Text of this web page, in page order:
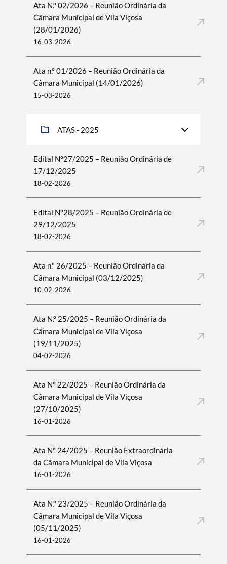
Ata N.º 02/2026 – Reunião Ordinária da
Câmara Municipal de Vila Viçosa
(28/01/2026)
16-03-2026
Ata n.º 01/2026 – Reunião Ordinária da
Câmara Municipal (14/01/2026)
15-03-2026
ATAS - 2025
Edital Nº27/2025 – Reunião Ordinária de
17/12/2025
18-02-2026
Edital Nº28/2025 – Reunião Ordinária de
29/12/2025
18-02-2026
Ata n.º 26/2025 – Reunião Ordinária da
Câmara Municipal (03/12/2025)
10-02-2026
Ata N.º 25/2025 – Reunião Ordinária da
Câmara Municipal de Vila Viçosa
(19/11/2025)
04-02-2026
Ata Nº 22/2025 – Reunião Ordinária da
Câmara Municipal de Vila Viçosa
(27/10/2025)
16-01-2026
Ata Nº 24/2025 – Reunião Extraordinária
da Câmara Municipal de Vila Viçosa
16-01-2026
Ata N.º 23/2025 – Reunião Ordinária da
Câmara Municipal de Vila Viçosa
(05/11/2025)
16-01-2026